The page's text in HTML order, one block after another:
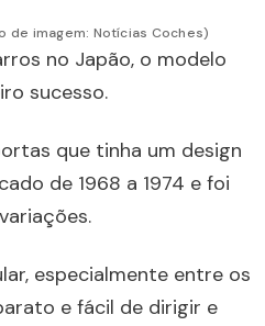
de imagem: Notícias Coches)
no Japão, o modelo
sucesso.
que tinha um design
de 1968 a 1974 e foi
especialmente entre os
e fácil de dirigir e